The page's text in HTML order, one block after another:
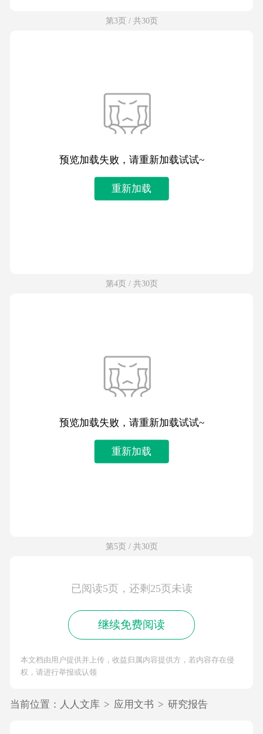
第3页 / 共30页
预览加载失败，请重新加载试试~
重新加载
第4页 / 共30页
预览加载失败，请重新加载试试~
重新加载
第5页 / 共30页
已阅读5页，还剩25页未读
继续免费阅读
本文档由用户提供并上传，收益归属内容提供方，若内容存在侵
权，请进行举报或认领
当前位置： 人人文库 > 应用文书 > 研究报告